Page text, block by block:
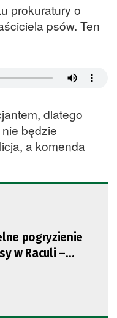
prokuratury o
psów. Ten
dlatego
będzie
a komenda
pogryzienie
w Raculi –